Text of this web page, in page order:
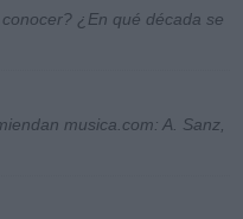
¿En qué década se
musica.com: A. Sanz,